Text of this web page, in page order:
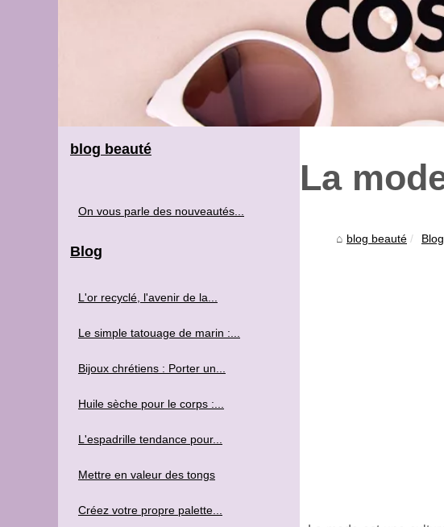
La
blog beauté Blog
blog beauté
On vous parle des nouveautés...
Blog
L'or recyclé, l'avenir de la...
Le simple tatouage de marin :...
Bijoux chrétiens : Porter un...
Huile sèche pour le corps :...
L'espadrille tendance pour...
Mettre en valeur des tongs
Créez votre propre palette...